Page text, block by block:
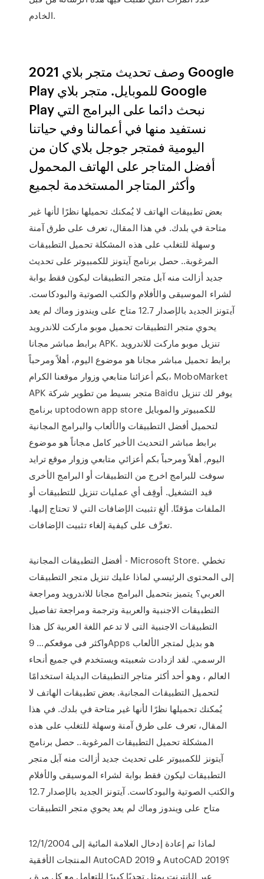
الخادم.
وصف تحديث متجر بلاي 2021 Google
Play للموبايل. متجر بلاي Google
Play نبحث دائما على البرامج التي
نستفيد منها في أعمالنا وفي حياتنا
اليومية فمتجر جوجل بلاي كان من
أفضل المتاجر على الهاتف المحمول
وأكثر المتاجر المستخدمة لجميع
بعض تطبيقات الهاتف لا يُمكنك تحميلها نظرًا لأنها غير
متاحة في بلدك. في هذا المقال، تعرف على طرق آمنة
وسهلة للتغلب على هذه المشكلة تحميل التطبيقات
المرغوبة.. حصل برنامج آيتونز للكمبيوتر على تحديث
جديد أزالت منه آبل متجر التطبيقات ليكون فقط بوابة
لشراء الموسيقى والأفلام والكتب الصوتية والبودكاست.
آيتونز الجديد بالإصدار 12.7 متاح على ويندوز وماك لم يعد
يحوي متجر التطبيقات تحميل موبو ماركت للاندرويد
برابط مباشر مجانا APK. تنزيل موبو ماركت للاندرويد
برابط تحميل مباشر مجانا هو موضوع اليوم، أهلاً ومرحباً
بكم أعزائنا متابعي وزوار موقعنا الكرام، MoboMarket
APK متجر بسيط من تطوير شركة Baidu يوفر لك تنزيل
برنامج uptodown app store للكمبيوتر والموبايل
لتحميل أفضل التطبيقات والألعاب والبرامج المجانية
برابط مباشر التحديث الأخير كامل مجاناً هو موضوع
اليوم, أهلاً ومرحباً بكم أعزائي متابعي وزوار موقع ترايد
سوفت للبرامج اخرج من التطبيقات أو البرامج الأخرى
قيد التشغيل. أوقِف أي عمليات تنزيل للتطبيقات أو
الملفات مؤقتًا. ألغِ تثبيت الإضافات التي لا تحتاج إليها.
تعرَّف على كيفية إلغاء تثبيت الإضافات.
أفضل التطبيقات المجانية - Microsoft Store. تخطي
إلى المحتوى الرئيسي لماذا عليك تنزيل متجر التطبيقات
العربي؟ يتميز بتحميل البرامج مجانا للاندرويد ومراجعة
التطبيقات الاجنبية والعربية وترجمة ومراجعة تفاصيل
التطبيقات الاجنبية التى لا تدعم اللغة العربية كل هذا
واكثر فى موقعكم… 9Apps هو بديل لمتجر الألعاب
الرسمي. لقد ازدادت شعبيته ويستخدم في جميع أنحاء
العالم ، وهو أحد أكثر متاجر التطبيقات البديلة استخدامًا
لتحميل التطبيقات المجانية. بعض تطبيقات الهاتف لا
يُمكنك تحميلها نظرًا لأنها غير متاحة في بلدك. في هذا
المقال، تعرف على طرق آمنة وسهلة للتغلب على هذه
المشكلة تحميل التطبيقات المرغوبة.. حصل برنامج
آيتونز للكمبيوتر على تحديث جديد أزالت منه آبل متجر
التطبيقات ليكون فقط بوابة لشراء الموسيقى والأفلام
والكتب الصوتية والبودكاست. آيتونز الجديد بالإصدار 12.7
متاح على ويندوز وماك لم يعد يحوي متجر التطبيقات
12/1/2004 لماذا تم إعادة إدخال العلامة المائية إلى
المنتجات الأفقية AutoCAD 2019 و AutoCAD 2019؟
عبر الإنترنت يمثل تحديًا كبيرًا للتعامل مع كل مرة ،